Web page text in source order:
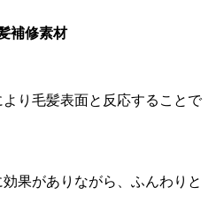
補修素材
より毛髪表面と反応することで
果がありながら、ふんわりと